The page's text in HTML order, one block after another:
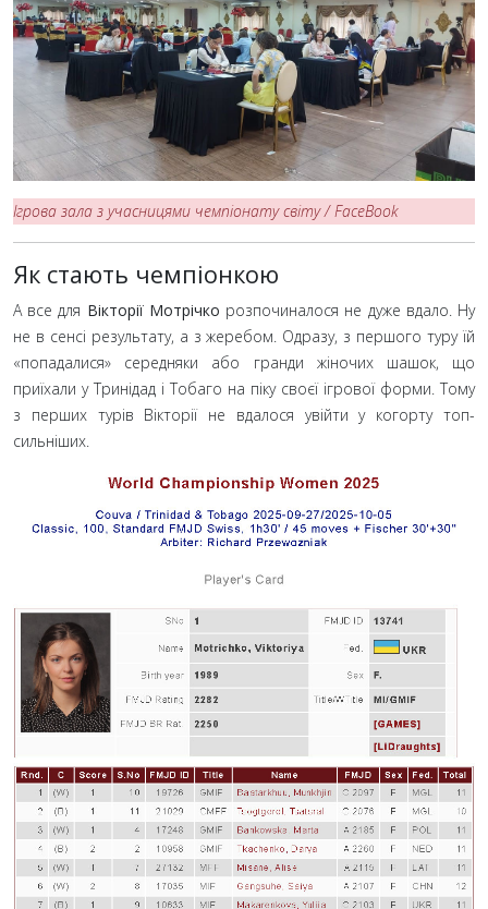
Ігрова зала з учасницями чемпіонату світу / FaceBook
Як стають чемпіонкою
А все для Вікторії Мотрічко розпочиналося не дуже вдало. Ну
не в сенсі результату, а з жеребом. Одразу, з першого туру їй
«попадалися» середняки або гранди жіночих шашок, що
приїхали у Тринідад і Тобаго на піку своєї ігрової форми. Тому
з перших турів Вікторії не вдалося увійти у когорту топ-
сильніших.